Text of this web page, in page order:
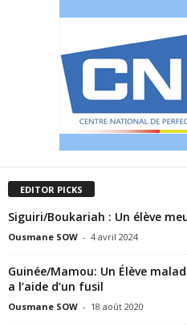
EDITOR PICKS
Siguiri/Boukariah : Un élève
Ousmane SOW - 4 avril 2024
Guinée/Mamou: Un Élève
a l’aide d’un fusil
Ousmane SOW - 18 août 2020